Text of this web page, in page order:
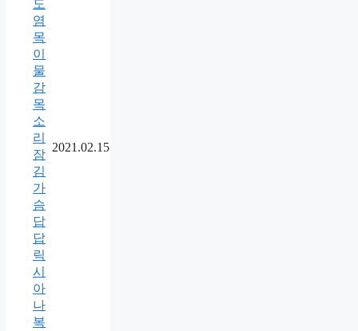
도
염
목
이
물
감
목
소
리
잠
김
가
슴
답
답
릭
시
아
나
복
2021.02.15